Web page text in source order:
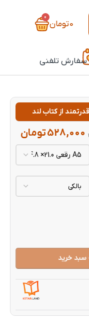
0تومان
0
سفارش تلفنی
از کتاب لند
528,000تومان
سبد خرید